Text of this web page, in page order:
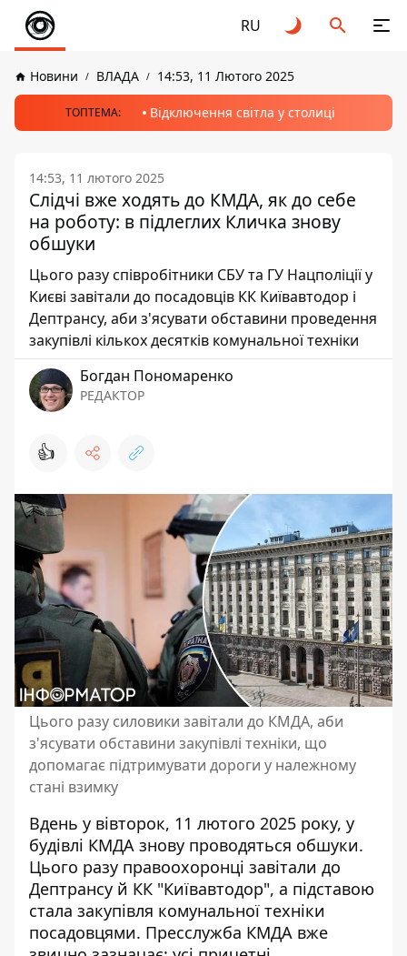
RU
Новини ВЛАДА 14:53, 11 Лютого 2025
ТОПТЕМА: Відключення світла у столиці
14:53, 11 лютого 2025
Слідчі вже ходять до КМДА, як до себе
на роботу: в підлеглих Кличка знову
обшуки
Цього разу співробітники СБУ та ГУ Нацполіції у
Києві завітали до посадовців КК Київавтодор і
Дептрансу, аби з'ясувати обставини проведення
закупівлі кількох десятків комунальної техніки
Богдан Пономаренко
РЕДАКТОР
👍
Цього разу силовики завітали до КМДА, аби
з'ясувати обставини закупівлі техніки, що
допомагає підтримувати дороги у належному
стані взимку
Вдень у вівторок, 11 лютого 2025 року, у
будівлі КМДА знову проводяться обшуки.
Цього разу правоохоронці завітали до
Дептрансу й КК "Київавтодор", а підставою
стала закупівля комунальної техніки
посадовцями. Пресслужба КМДА вже